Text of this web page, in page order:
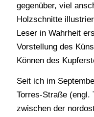
gegenüber, viel
Holzschnitte
Leser in Wahrheit
Vorstellung des
Können des
Seit ich im
Torres-Straße (engl.
zwischen der